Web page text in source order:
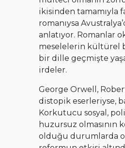
ikisinden tamamıyla
romanıysa
anlatıyor. Romanlar
meselelerin kültürel
bir dille geçmişte
irdeler.
George Orwell,
distopik eserleriyse,
Korkutucu sosyal,
huzursuz olmasının
olduğu durumlarda